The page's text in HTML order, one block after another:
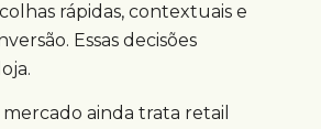
rápidas, contextuais e
Essas decisões
mercado ainda trata retail